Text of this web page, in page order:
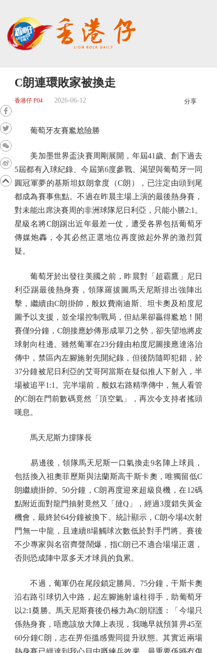
C朗連環敗家被換走
香港仔 P04 2026-06-12 分享
葡萄牙友賽尷尬險勝
美加墨世界盃決賽周剛展開，年屆41歲、創下過去
5屆都有入球紀錄、今屆第6度參戰、渴望與葡萄牙一同
圓冠軍夢的基斯坦奴朗拿度（C朗），已注定由頭到尾
都成為賽事焦點。不過在昨晨主場上演的最後熱身賽，
對未能出席決賽周的非洲球隊尼日利亞，只能小勝2:1。
星級名將C朗踢出近年最差一仗，遭受各界包括葡萄牙
傳媒炮轟，令其必然正選地位再度掀起外界的激烈質
疑。
葡萄牙於出發往美國之前，昨晨對「超霸鷹」尼日
利亞踢最後熱身賽，領隊羅拔圖馬天尼斯排出強陣出
擊，繼續由C朗掛帥，般奴費南迪斯、坦卡奧及柏度尼
圖予以支援，並全場控制戰局，但結果卻贏得尷尬！開
賽僅9分鐘，C朗接應妙傳形成單刀之勢，卻失望地將皮
球射向柱邊。雖然葡軍在23分鐘由柏度尼圖接應達洛治
傳中，禁區內左腳施射先開紀錄，但後防隨即犯錯，於
37分鐘被尼日利亞的艾哥阿當斯在疑似推人下射入，半
場被追平1:1。完半場前，般奴右路精準傳中，無人看管
的C朗在門前數碼竟然「頂空氣」，再次令支持者搖頭
嘆息。
馬天尼斯力撐隊長
易邊後，領隊馬天尼斯一口氣換走9名陣上球員，
包括換入祖奧菲歷斯與法蘭斯高干斯卡奧，唯獨留低C
朗繼續掛帥。50分鐘，C朗再度迎來超級良機，在12碼
點附近面對龍門抽射竟然又「撻Q」，經過3度錯失黃金
機會，最終於64分鐘被換下。統計顯示，C朗今場4次射
門無一中龍，且連續8場觸球次數低於對手門將。賽後
不少專家與名宿齊聲鬧爆，指C朗已不適合場場正選，
否則恐成陣中眾多天才球員的負累。
不過，葡軍仍在尾段鎖定勝局。75分鐘，干斯卡奧
沿右路引球切入中路，起左腳施射遠柱得手，助葡萄牙
以2:1奠勝。馬天尼斯賽後仍極力為C朗辯護：「今場只
係熱身賽，唔應該放大陣上表現，我哋早就預算畀45至
60分鐘C朗，志在畀佢搵感覺同提升狀態。其實近兩場
熱身賽已經達到我心目中嘅練兵效果，最重要係喺冇傷